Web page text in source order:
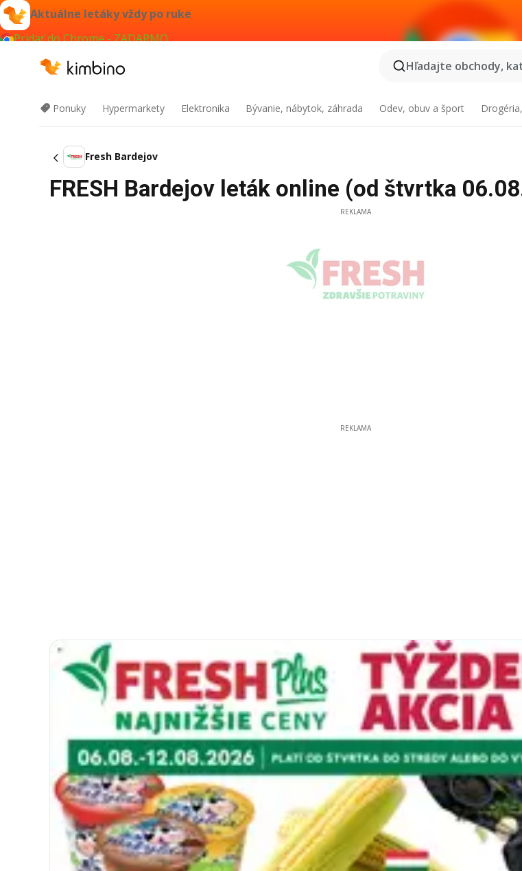
Aktuálne letáky vždy po ruke
Pridať do Chrome - ZADARMO
Hľadajte obchody,
Ponuky Hypermarkety Elektronika Bývanie, nábytok, záhrada Odev, obuv a šport
Fresh Bardejov
FRESH Bardejov leták online (od štvrtka
REKLAMA
REKLAMA